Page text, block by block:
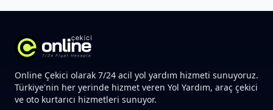
Online Çekici olarak 7/24 acil yol yardım hizmeti sunuyoruz.
Türkiye'nin her yerinde hizmet veren Yol Yardım, araç çekici
ve oto kurtarıcı hizmetleri sunuyor.